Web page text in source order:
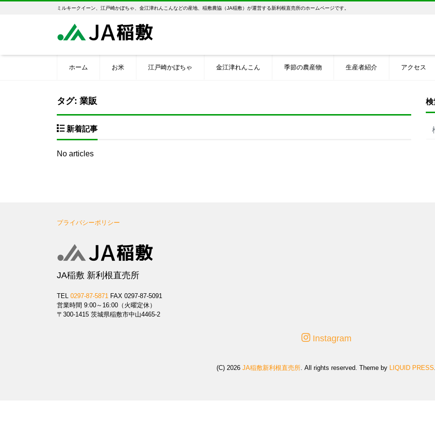
ミルキークイーン、江戸崎かぼちゃ、金江津れんこんなどの産地、稲敷農協（JA稲敷）が運営する新利根直売所のホームページです。
ホーム お米 江戸崎かぼちゃ 金江津れんこん 季節の農産物 生産者紹介 アクセス
タグ: 業販
新着記事
No articles
検
プライバシーポリシー
JA稲敷 新利根直売所
TEL 0297-87-5871 FAX 0297-87-5091
営業時間 9:00～16:00（火曜定休）
〒300-1415 茨城県稲敷市中山4465-2
Instagram
(C) 2026 JA稲敷新利根直売所. All rights reserved. Theme by LIQUID PRESS